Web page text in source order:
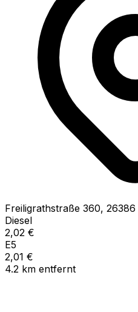
Freiligrathstraße 360, 26386
Diesel
2,02 €
E5
2,01 €
4.2 km entfernt